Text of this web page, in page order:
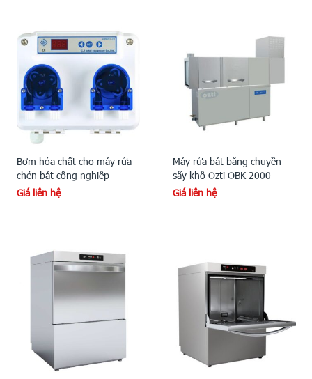
Bơm hóa chất cho máy rửa
chén bát công nghiệp
Giá liên hệ
Máy rửa bát băng chuyền
sấy khô Ozti OBK 2000
Giá liên hệ